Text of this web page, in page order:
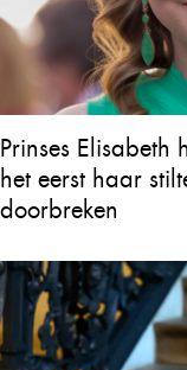
Prinses Elisabeth
het eerst haar
doorbreken